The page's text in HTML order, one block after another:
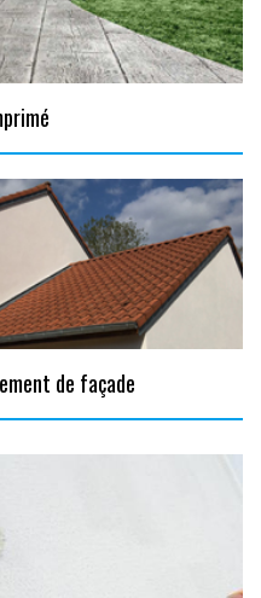
de façade